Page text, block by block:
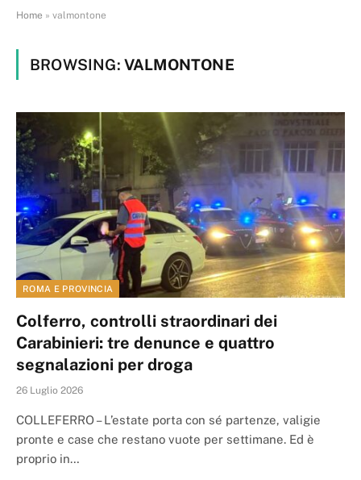
Home » valmontone
BROWSING: VALMONTONE
ROMA E PROVINCIA
Colferro, controlli straordinari dei
Carabinieri: tre denunce e quattro
segnalazioni per droga
26 Luglio 2026
COLLEFERRO – L’estate porta con sé partenze, valigie
pronte e case che restano vuote per settimane. Ed è
proprio in…